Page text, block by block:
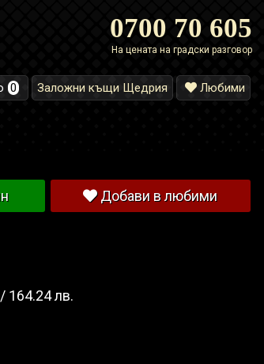
0700 70 605
На цената на градски разговор
0 Заложни къщи Щедрия Любими
Добави в любими
164.24 лв.